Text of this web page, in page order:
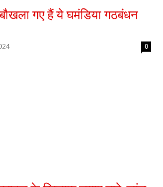
गए हैं ये घमंडिया गठबंधन
0